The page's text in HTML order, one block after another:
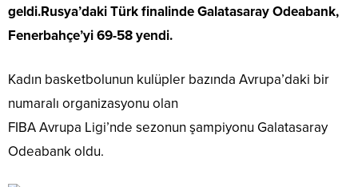
geldi.Rusya’daki Türk finalinde Galatasaray Odeabank,
Fenerbahçe’yi 69-58 yendi.
Kadın basketbolunun kulüpler bazında Avrupa’daki bir
numaralı organizasyonu olan
FIBA Avrupa Ligi’nde sezonun şampiyonu Galatasaray
Odeabank oldu.